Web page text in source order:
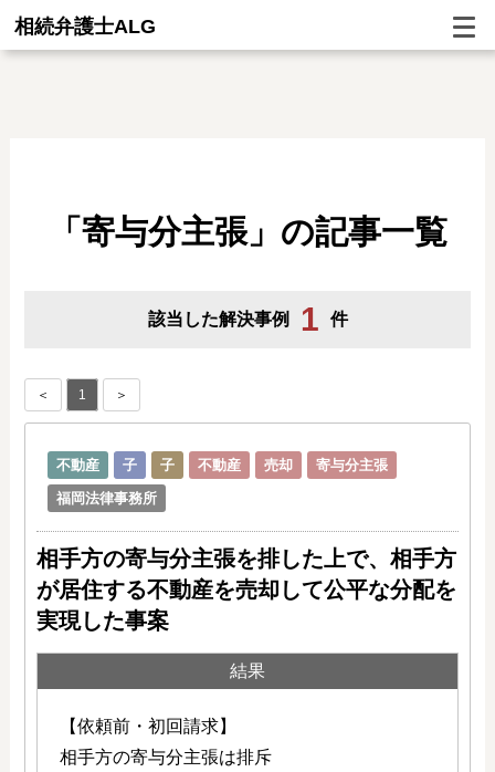
相続弁護士ALG
「寄与分主張」の記事一覧
該当した解決事例 1 件
＜ 1 ＞
不動産 子 子 不動産 売却
寄与分主張
福岡法律事務所
相手方の寄与分主張を排した上で、相手方
が居住する不動産を売却して公平な分配を
実現した事案
結果
【依頼前・初回請求】
相手方の寄与分主張は排斥